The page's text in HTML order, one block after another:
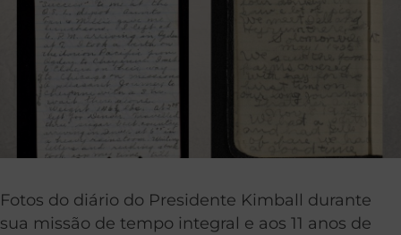
Fotos do diário do Presidente Kimball durante
sua missão de tempo integral e aos 11 anos de